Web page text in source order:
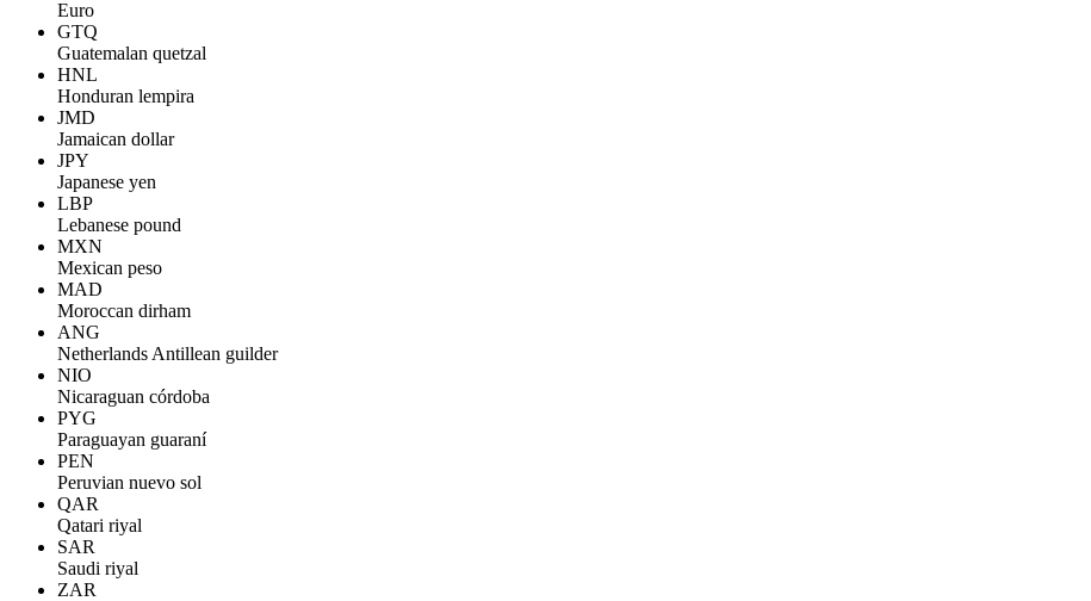
Euro
GTQ
Guatemalan quetzal
HNL
Honduran lempira
JMD
Jamaican dollar
JPY
Japanese yen
LBP
Lebanese pound
MXN
Mexican peso
MAD
Moroccan dirham
ANG
Netherlands Antillean guilder
NIO
Nicaraguan córdoba
PYG
Paraguayan guaraní
PEN
Peruvian nuevo sol
QAR
Qatari riyal
SAR
Saudi riyal
ZAR